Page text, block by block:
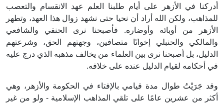
أدركنا في الأزهر على أيام طلبنا العلم عهد الانقسام والتعصب
للمذاهب، ولكن الله أراد أن نحيا حتى نشهد زوال هذا العهد، وتطهر
الأزهر من أوبائه وأوضاره. فأصبحنا نرى الحنفي والشافعي
والمالكي والحنبلي إخوانًا متصافين، وجهتهم الحق، وشرعتهم
الدليل، بل أصبحنا نرى بين العلماء من يخالف مذهبه الذي درج عليه
في أحكامه لقيام الدليل عنده على خلافه.
وقد جَرَيْتُ طوال مدة قيامي بالإفتاء في الحكومة والأزهر، وهي
أكثر من عشرين عامًا على تلقي المذاهب الإسلامية - ولو من غير